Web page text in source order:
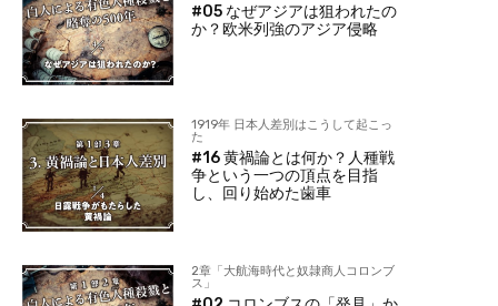
#05 なぜアジアは狙われたの
か？欧米列強のアジア侵略
1919年 日本人差別はこうして起こっ
た
#16 黄禍論とは何か？人種戦
争という一つの頂点を目指
し、回り始めた歯車
2章「大航海時代と奴隷商人コロンブ
ス」